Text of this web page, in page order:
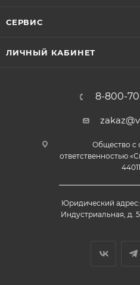
СЕРВИС
ЛИЧНЫЙ КАБИНЕТ
8-800-
Общество с
ответственностью
Юридический адрес:
Индустриальная, д.